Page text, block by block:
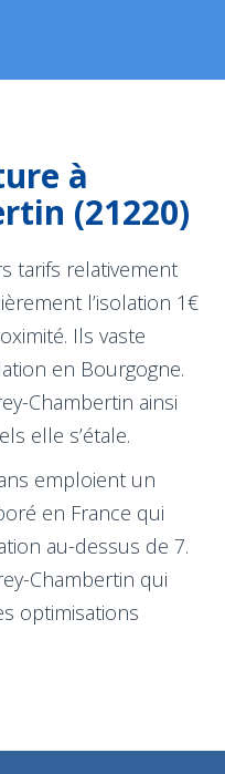
à
(21220)
tarifs relativement
l’isolation 1€
Ils vaste
en Bourgogne.
Chambertin ainsi
elle s’étale.
emploient un
en France qui
au-dessus de 7.
Chambertin qui
optimisations